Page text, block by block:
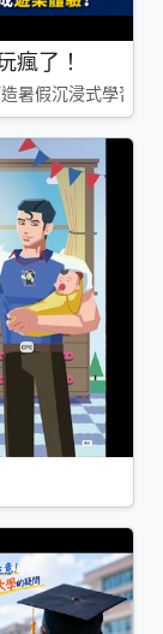
瘋了！
暑假沉浸式學習基